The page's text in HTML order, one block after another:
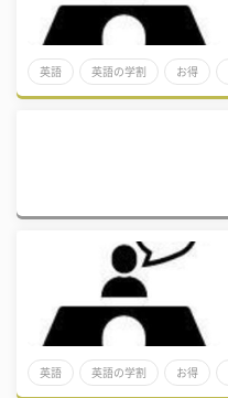
英語 英語の学割 お得
英語 英語の学割 お得